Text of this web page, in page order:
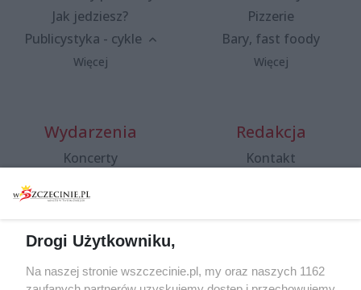
Jak jedziesz?
Publicystyka - cykle
Więcej
Pizzerie
Bary, fast foody
Więcej
Wydarzenia
Koncerty
Spacery i oprowadzania
targi
Wernisaże
Redakcja
Kontakt
Specjalny koncert z okazji
Drogi Użytkowniku,
Na naszej stronie wszczecinie.pl, my oraz naszych 1162